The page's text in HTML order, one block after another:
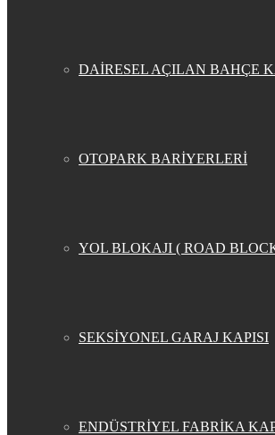
DAİRESEL AÇILAN BAHÇE
OTOPARK BARİYERLERİ
YOL BLOKAJI ( ROAD
SEKSİYONEL GARAJ KAPISI
ENDÜSTRİYEL FABRİKA